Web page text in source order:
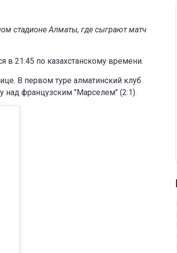
стадионе Алматы, где сыграют матч
в 21:45 по казахстанскому времени.
В первом туре алматинский клуб
над французским "Марселем" (2:1).